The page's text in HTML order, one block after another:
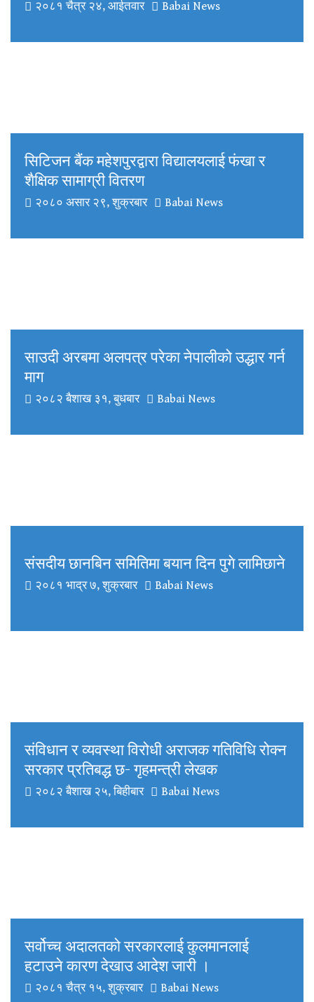
२०८१ चैत्र २४, आईतवार Babai News
सिटिजन बैंक महेशपुरद्वारा विद्यालयलाई फंखा र
शैक्षिक सामाग्री वितरण
२०८० असार २९, शुक्रबार Babai News
साउदी अरबमा अलपत्र परेका नेपालीको उद्धार गर्न
माग
२०८२ बैशाख ३१, बुधबार Babai News
संसदीय छानबिन समितिमा बयान दिन पुगे लामिछाने
२०८१ भाद्र ७, शुक्रबार Babai News
संविधान र व्यवस्था विरोधी अराजक गतिविधि रोक्न
सरकार प्रतिबद्ध छ- गृहमन्त्री लेखक
२०८२ बैशाख २५, बिहीबार Babai News
सर्वोच्च अदालतको सरकारलाई कुलमानलाई
हटाउने कारण देखाउ आदेश जारी ।
२०८१ चैत्र १५, शुक्रबार Babai News